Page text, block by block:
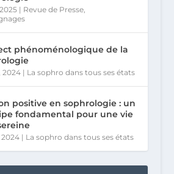
| Revue de Presse,
phénoménologique de la
2024| La sophro dans tous ses états
positive en sophrologie : un
fondamental pour une vie
2024| La sophro dans tous ses états